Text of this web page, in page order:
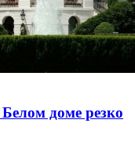
доме резко